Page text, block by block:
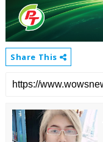
Share This